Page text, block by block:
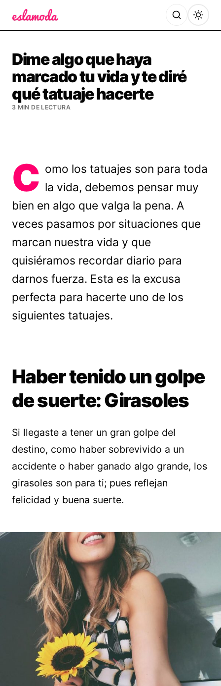
Dime algo que haya
marcado tu vida y te diré
qué tatuaje hacerte
3 MIN DE LECTURA
C omo los tatuajes son para toda
la vida, debemos pensar muy
bien en algo que valga la pena. A
veces pasamos por situaciones que
marcan nuestra vida y que
quisiéramos recordar diario para
darnos fuerza. Esta es la excusa
perfecta para hacerte uno de los
siguientes tatuajes.
Haber tenido un golpe
de suerte: Girasoles
Si llegaste a tener un gran golpe del
destino, como haber sobrevivido a un
accidente o haber ganado algo grande, los
girasoles son para ti; pues reflejan
felicidad y buena suerte.